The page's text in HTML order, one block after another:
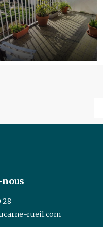
28
rueil.com